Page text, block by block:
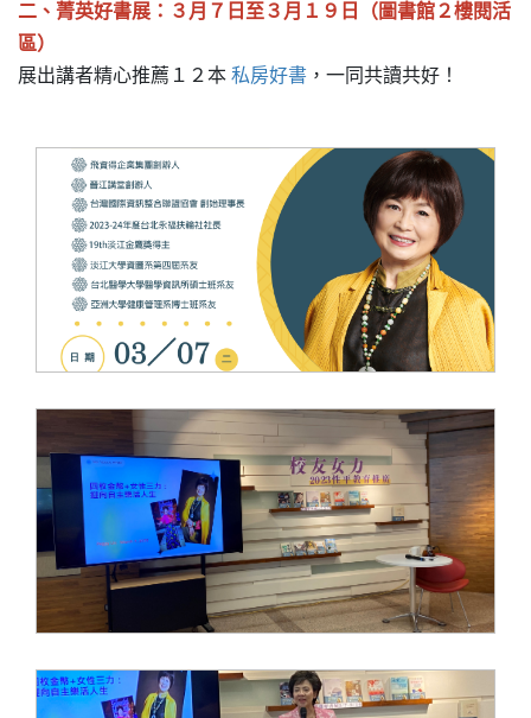
二、菁英好書展：３月７日至３月１９日
（圖書館２樓閱活
區）
展出講者精心推薦１２本 私房好書 ，一同共讀共好！